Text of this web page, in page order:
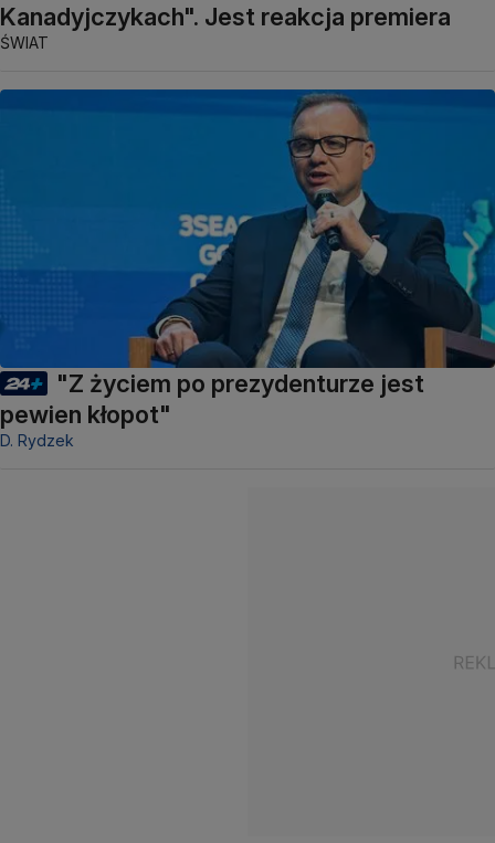
Kanadyjczykach". Jest reakcja premiera
ŚWIAT
"Z życiem po prezydenturze jest
pewien kłopot"
D. Rydzek